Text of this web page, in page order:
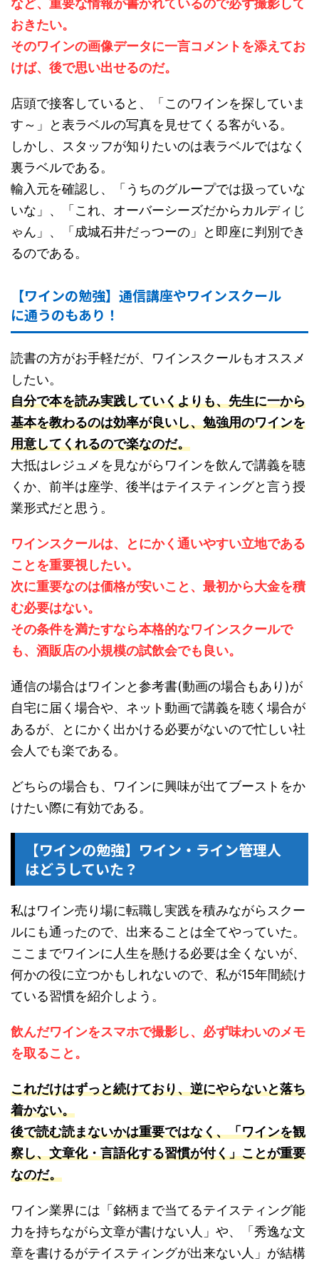
など、重要な情報が書かれているので必ず撮影して
おきたい。
そのワインの画像データに一言コメントを添えてお
けば、後で思い出せるのだ。
店頭で接客していると、「このワインを探していま
す～」と表ラベルの写真を見せてくる客がいる。
しかし、スタッフが知りたいのは表ラベルではなく
裏ラベルである。
輸入元を確認し、「うちのグループでは扱っていな
いな」、「これ、オーバーシーズだからカルディじ
ゃん」、「成城石井だっつーの」と即座に判別でき
るのである。
【ワインの勉強】通信講座やワインスクール
に通うのもあり！
読書の方がお手軽だが、ワインスクールもオススメ
したい。
自分で本を読み実践していくよりも、先生に一から
基本を教わるのは効率が良いし、勉強用のワインを
用意してくれるので楽なのだ。
大抵はレジュメを見ながらワインを飲んで講義を聴
くか、前半は座学、後半はテイスティングと言う授
業形式だと思う。
ワインスクールは、とにかく通いやすい立地である
ことを重要視したい。
次に重要なのは価格が安いこと、最初から大金を積
む必要はない。
その条件を満たすなら本格的なワインスクールで
も、酒販店の小規模の試飲会でも良い。
通信の場合はワインと参考書(動画の場合もあり)が
自宅に届く場合や、ネット動画で講義を聴く場合が
あるが、とにかく出かける必要がないので忙しい社
会人でも楽である。
どちらの場合も、ワインに興味が出てブーストをか
けたい際に有効である。
【ワインの勉強】ワイン・ライン管理人
はどうしていた？
私はワイン売り場に転職し実践を積みながらスクー
ルにも通ったので、出来ることは全てやっていた。
ここまでワインに人生を懸ける必要は全くないが、
何かの役に立つかもしれないので、私が15年間続け
ている習慣を紹介しよう。
飲んだワインをスマホで撮影し、必ず味わいのメモ
を取ること。
これだけはずっと続けており、逆にやらないと落ち
着かない。
後で読む読まないかは重要ではなく、「ワインを観
察し、文章化・言語化する習慣が付く」ことが重要
なのだ。
ワイン業界には「銘柄まで当てるテイスティング能
力を持ちながら文章が書けない人」や、「秀逸な文
章を書けるがテイスティングが出来ない人」が結構